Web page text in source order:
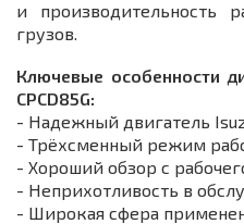
и производительность
грузов.
Ключевые особенности
CPCD85G:
- Надежный двигатель
- Трёхсменный режим
- Хороший обзор с
- Неприхотливость в
- Широкая сфера